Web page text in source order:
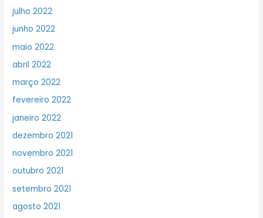
julho 2022
junho 2022
maio 2022
abril 2022
março 2022
fevereiro 2022
janeiro 2022
dezembro 2021
novembro 2021
outubro 2021
setembro 2021
agosto 2021